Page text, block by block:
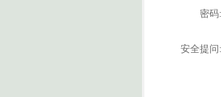
密码:
安全提问: